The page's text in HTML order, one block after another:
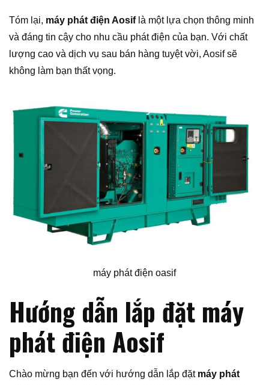
Tóm lại, máy phát điện Aosiflà một lựa chọn thông minh
và đáng tin cậy cho nhu cầu phát điện của bạn. Với chất
lượng cao và dịch vụ sau bán hàng tuyệt vời, Aosif sẽ
không làm bạn thất vọng.
máy phát điện oasif
Hướng dẫn lắp đặt máy
phát điện Aosif
Chào mừng bạn đến với hướng dẫn lắp đặt máy phát